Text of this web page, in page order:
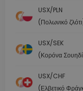
USX/PLN
(Πολωνικό
USX/SEK
(Κορόνα
USX/CHF
(Ελβετικό